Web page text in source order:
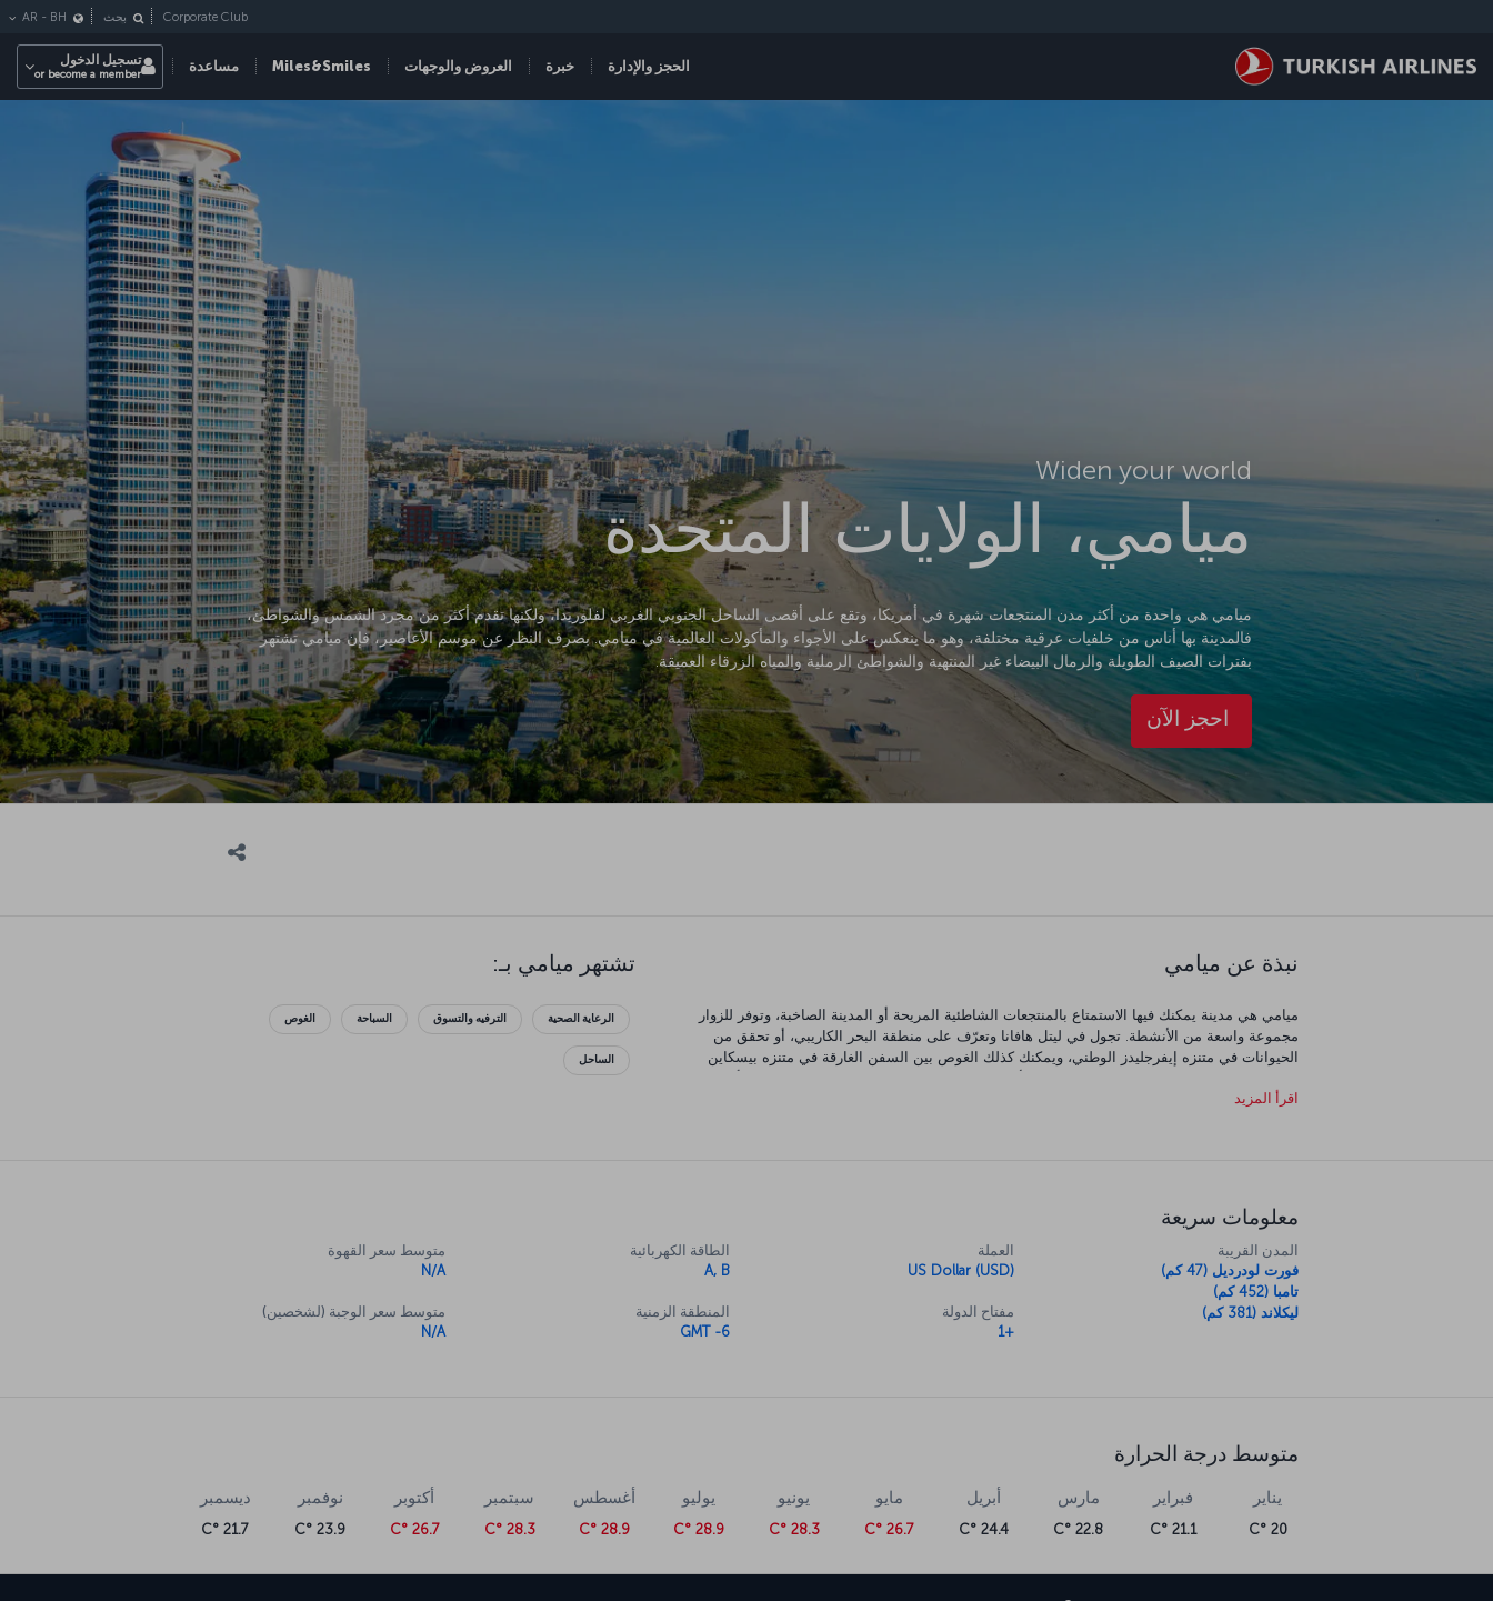
الحجز والإدارة خبرة العروض والوجهات Miles&Smiles مساعدة
Corporate Club بحث AR - BH
تسجيل الدخول
or become a member
Widen your world
ميامي، الولايات المتحدة
ميامي هي واحدة من أكثر مدن المنتجعات شهرة في أمريكا، وتقع على أقصى الساحل الجنوبي الغربي لفلوريدا، ولكنها تقدم أكثر من مجرد الشمس والشواطئ،
فالمدينة بها أناس من خلفيات عرقية مختلفة، وهو ما ينعكس على الأجواء والمأكولات العالمية في ميامي. بصرف النظر عن موسم الأعاصير، فإن ميامي تشتهر
بفترات الصيف الطويلة والرمال البيضاء غير المنتهية والشواطئ الرملية والمياه الزرقاء العميقة.
احجز الآن
نبذة عن ميامي
ميامي هي مدينة يمكنك فيها الاستمتاع بالمنتجعات الشاطئية المريحة أو المدينة الصاخبة، وتوفر للزوار
مجموعة واسعة من الأنشطة. تجول في ليتل هافانا وتعرّف على منطقة البحر الكاريبي، أو تحقق من
الحيوانات في متنزه إيفرجليدز الوطني، ويمكنك كذلك الغوص بين السفن الغارقة في متنزه بيسكاين
ديستريكت مكان مدهش للاستكشاف. يعني مزيج المدينة المكون من أعراق وأنماط الحياة، أن هناك
اقرأ المزيد
تشتهر ميامي بـ:
الرعاية الصحية الترفيه والتسوق السباحة الغوص
الساحل
معلومات سريعة
المدن القريبة
فورت لودرديل (47 كم)
تامبا (452 كم)
ليكلاند (381 كم)
العملة
US Dollar (USD)
مفتاح الدولة
+1
الطاقة الكهربائية
A, B
المنطقة الزمنية
GMT -6
متوسط سعر القهوة
N/A
متوسط سعر الوجبة (لشخصين)
N/A
متوسط درجة الحرارة
يناير
20 °C
فبراير
21.1 °C
مارس
22.8 °C
أبريل
24.4 °C
مايو
26.7 °C
يونيو
28.3 °C
يوليو
28.9 °C
أغسطس
28.9 °C
سبتمبر
28.3 °C
أكتوبر
26.7 °C
نوفمبر
23.9 °C
ديسمبر
21.7 °C